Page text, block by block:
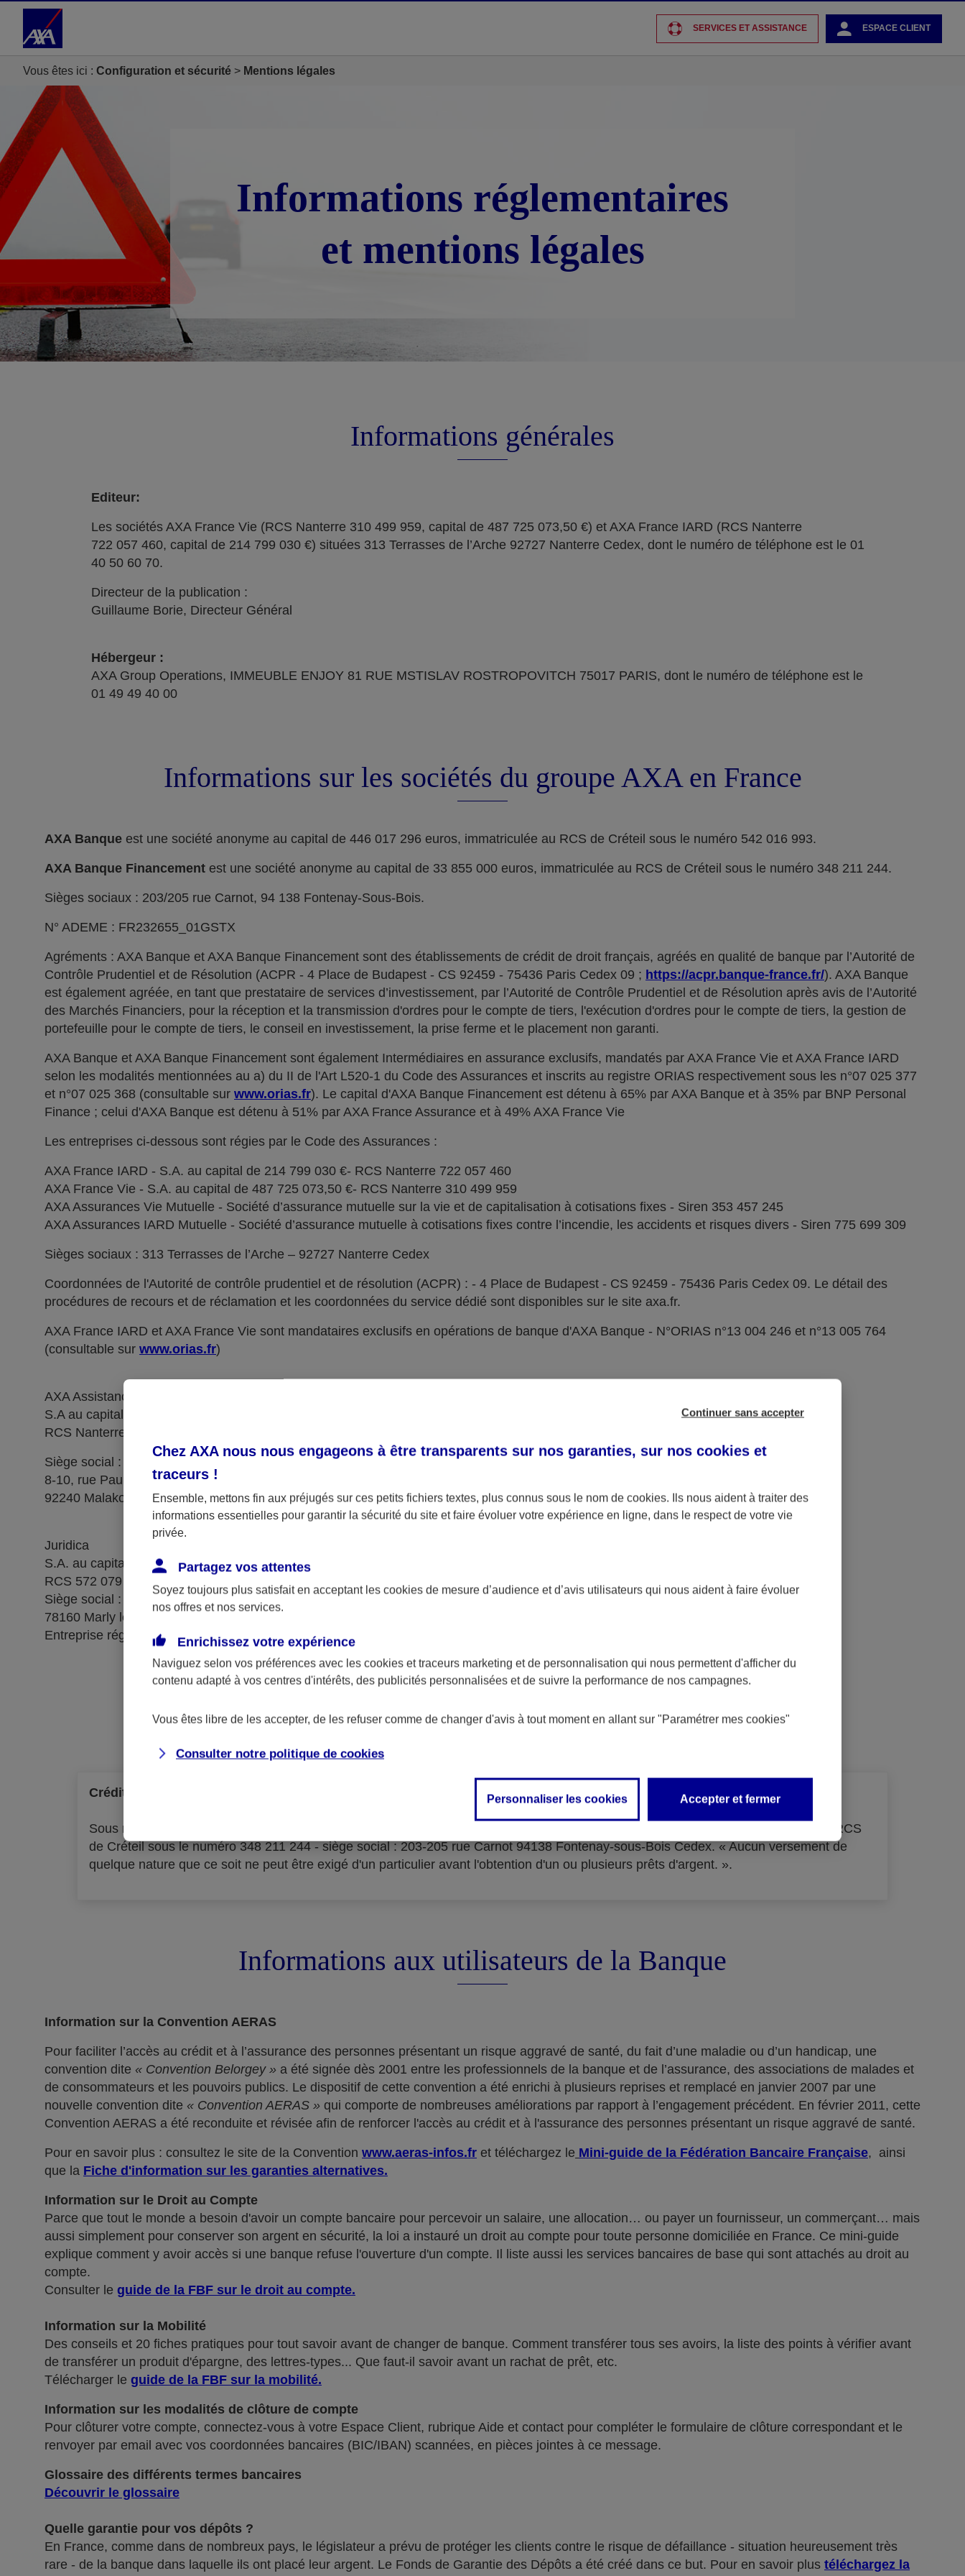
Accéder au Contenu
SERVICES ET ASSISTANCE ESPACE CLIENT
Vous êtes ici : Configuration et sécurité Mentions légales
Informations réglementaires
et mentions légales
Informations générales
Editeur:
Les sociétés AXA France Vie (RCS Nanterre 310 499 959, capital de 487 725 073,50 €) et AXA France IARD (RCS Nanterre
722 057 460, capital de 214 799 030 €) situées 313 Terrasses de l’Arche 92727 Nanterre Cedex, dont le numéro de téléphone est le 01
40 50 60 70.
Directeur de la publication :
Guillaume Borie, Directeur Général
Hébergeur :
AXA Group Operations, IMMEUBLE ENJOY 81 RUE MSTISLAV ROSTROPOVITCH 75017 PARIS, dont le numéro de téléphone est le
01 49 49 40 00
Informations sur les sociétés du groupe AXA en France
AXA Banque est une société anonyme au capital de 446 017 296 euros, immatriculée au RCS de Créteil sous le numéro 542 016 993.
AXA Banque Financement est une société anonyme au capital de 33 855 000 euros, immatriculée au RCS de Créteil sous le numéro 348 211 244.
Sièges sociaux : 203/205 rue Carnot, 94 138 Fontenay-Sous-Bois.
N° ADEME : FR232655_01GSTX
Agréments : AXA Banque et AXA Banque Financement sont des établissements de crédit de droit français, agréés en qualité de banque par l’Autorité de
Contrôle Prudentiel et de Résolution (ACPR - 4 Place de Budapest - CS 92459 - 75436 Paris Cedex 09 ; https://acpr.banque-france.fr/). AXA Banque
est également agréée, en tant que prestataire de services d’investissement, par l’Autorité de Contrôle Prudentiel et de Résolution après avis de l’Autorité
des Marchés Financiers, pour la réception et la transmission d'ordres pour le compte de tiers, l'exécution d'ordres pour le compte de tiers, la gestion de
portefeuille pour le compte de tiers, le conseil en investissement, la prise ferme et le placement non garanti.
AXA Banque et AXA Banque Financement sont également Intermédiaires en assurance exclusifs, mandatés par AXA France Vie et AXA France IARD
selon les modalités mentionnées au a) du II de l'Art L520-1 du Code des Assurances et inscrits au registre ORIAS respectivement sous les n°07 025 377
et n°07 025 368 (consultable sur www.orias.fr). Le capital d'AXA Banque Financement est détenu à 65% par AXA Banque et à 35% par BNP Personal
Finance ; celui d'AXA Banque est détenu à 51% par AXA France Assurance et à 49% AXA France Vie
Les entreprises ci-dessous sont régies par le Code des Assurances :
AXA France IARD - S.A. au capital de 214 799 030 €- RCS Nanterre 722 057 460
AXA France Vie - S.A. au capital de 487 725 073,50 €- RCS Nanterre 310 499 959
AXA Assurances Vie Mutuelle - Société d’assurance mutuelle sur la vie et de capitalisation à cotisations fixes - Siren 353 457 245
AXA Assurances IARD Mutuelle - Société d’assurance mutuelle à cotisations fixes contre l’incendie, les accidents et risques divers - Siren 775 699 309
Sièges sociaux : 313 Terrasses de l’Arche – 92727 Nanterre Cedex
Coordonnées de l'Autorité de contrôle prudentiel et de résolution (ACPR) : - 4 Place de Budapest - CS 92459 - 75436 Paris Cedex 09. Le détail des
procédures de recours et de réclamation et les coordonnées du service dédié sont disponibles sur le site axa.fr.
AXA France IARD et AXA France Vie sont mandataires exclusifs en opérations de banque d'AXA Banque - N°ORIAS n°13 004 246 et n°13 005 764
(consultable sur www.orias.fr)
AXA Assistance France Assurances,
S.A au capital de 51 429 430,40 €,
RCS Nanterre 415 392 724
Siège social :
8-10, rue Paul Vaillant Couturier
92240 Malakoff
Juridica
S.A. au capital de 14 627 854,68 €
RCS 572 079 150 Versailles
Siège social : 1, place Victorien Sardou
78160 Marly le Roi
Entreprise régie par le code des assurances
Réserves d'acceptation du crédit
Crédit à la consommation
Sous réserve d'acceptation par l'organisme prêteur : AXA Banque Financement – SA au capital de 33 855 000 € - immatriculée au RCS
de Créteil sous le numéro 348 211 244 - siège social : 203-205 rue Carnot 94138 Fontenay-sous-Bois Cedex. « Aucun versement de
quelque nature que ce soit ne peut être exigé d'un particulier avant l'obtention d'un ou plusieurs prêts d'argent. ».
Informations aux utilisateurs de la Banque
Information sur la Convention AERAS
Pour faciliter l’accès au crédit et à l’assurance des personnes présentant un risque aggravé de santé, du fait d’une maladie ou d’un handicap, une
convention dite « Convention Belorgey » a été signée dès 2001 entre les professionnels de la banque et de l’assurance, des associations de malades et
de consommateurs et les pouvoirs publics. Le dispositif de cette convention a été enrichi à plusieurs reprises et remplacé en janvier 2007 par une
nouvelle convention dite « Convention AERAS » qui comporte de nombreuses améliorations par rapport à l’engagement précédent. En février 2011, cette
Convention AERAS a été reconduite et révisée afin de renforcer l'accès au crédit et à l'assurance des personnes présentant un risque aggravé de santé.
Pour en savoir plus : consultez le site de la Convention www.aeras-infos.fr et téléchargez le Mini-guide de la Fédération Bancaire Française, ainsi
que la Fiche d'information sur les garanties alternatives.
Information sur le Droit au Compte
Parce que tout le monde a besoin d'avoir un compte bancaire pour percevoir un salaire, une allocation… ou payer un fournisseur, un commerçant… mais
aussi simplement pour conserver son argent en sécurité, la loi a instauré un droit au compte pour toute personne domiciliée en France. Ce mini-guide
explique comment y avoir accès si une banque refuse l'ouverture d'un compte. Il liste aussi les services bancaires de base qui sont attachés au droit au
compte.
Consulter le guide de la FBF sur le droit au compte.
Information sur la Mobilité
Des conseils et 20 fiches pratiques pour tout savoir avant de changer de banque. Comment transférer tous ses avoirs, la liste des points à vérifier avant
de transférer un produit d'épargne, des lettres-types... Que faut-il savoir avant un rachat de prêt, etc.
Télécharger le guide de la FBF sur la mobilité.
Information sur les modalités de clôture de compte
Pour clôturer votre compte, connectez-vous à votre Espace Client, rubrique Aide et contact pour compléter le formulaire de clôture correspondant et le
renvoyer par email avec vos coordonnées bancaires (BIC/IBAN) scannées, en pièces jointes à ce message.
Glossaire des différents termes bancaires
Découvrir le glossaire
Quelle garantie pour vos dépôts ?
En France, comme dans de nombreux pays, le législateur a prévu de protéger les clients contre le risque de défaillance - situation heureusement très
rare - de la banque dans laquelle ils ont placé leur argent. Le Fonds de Garantie des Dépôts a été créé dans ce but. Pour en savoir plus téléchargez la
Continuer sans accepter
Chez AXA nous nous engageons à être transparents sur nos garanties, sur nos cookies et
traceurs !
Ensemble, mettons fin aux préjugés sur ces petits fichiers textes, plus connus sous le nom de cookies. Ils nous aident à traiter des
informations essentielles pour garantir la sécurité du site et faire évoluer votre expérience en ligne, dans le respect de votre vie
privée.
Partagez vos attentes
Soyez toujours plus satisfait en acceptant les cookies de mesure d’audience et d’avis utilisateurs qui nous aident à faire évoluer
nos offres et nos services.
Enrichissez votre expérience
Naviguez selon vos préférences avec les cookies et traceurs marketing et de personnalisation qui nous permettent d'afficher du
contenu adapté à vos centres d'intérêts, des publicités personnalisées et de suivre la performance de nos campagnes.
Vous êtes libre de les accepter, de les refuser comme de changer d'avis à tout moment en allant sur "Paramétrer mes cookies"
Consulter notre politique de cookies
Personnaliser les cookies Accepter et fermer